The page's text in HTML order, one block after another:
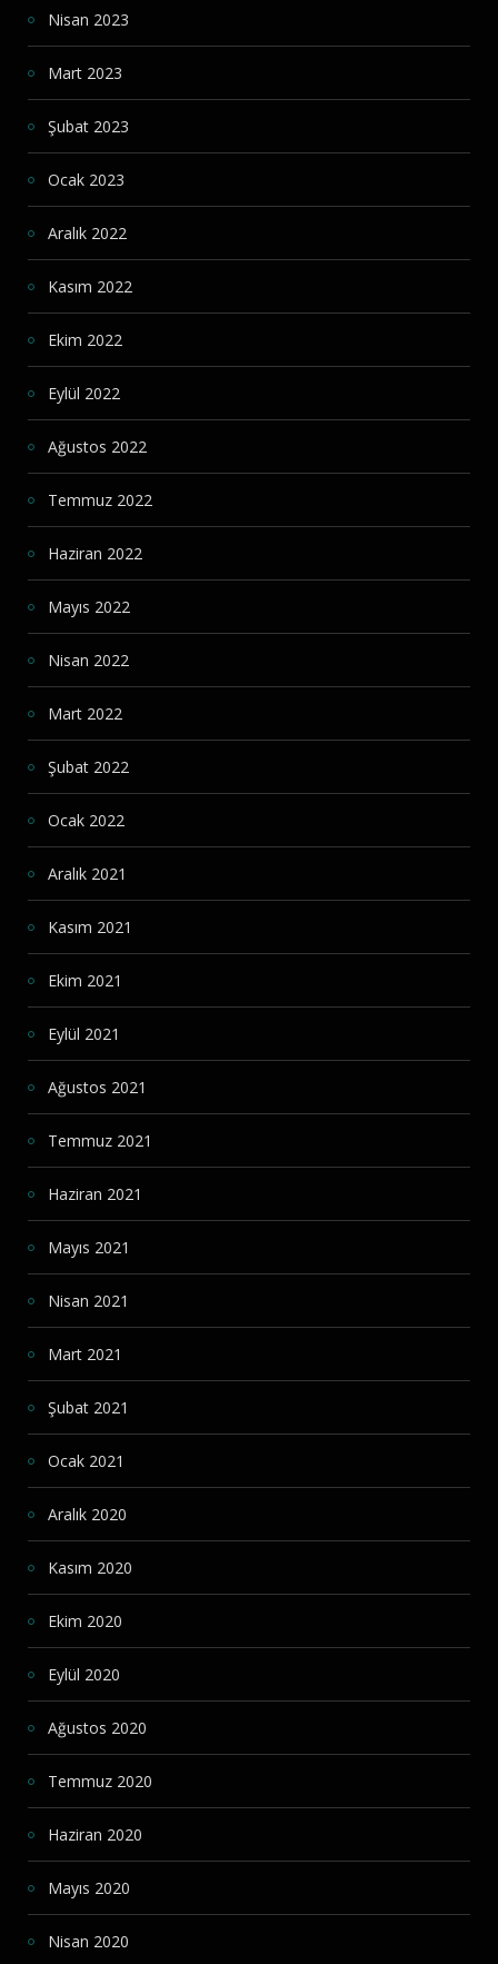
Nisan 2023
Mart 2023
Şubat 2023
Ocak 2023
Aralık 2022
Kasım 2022
Ekim 2022
Eylül 2022
Ağustos 2022
Temmuz 2022
Haziran 2022
Mayıs 2022
Nisan 2022
Mart 2022
Şubat 2022
Ocak 2022
Aralık 2021
Kasım 2021
Ekim 2021
Eylül 2021
Ağustos 2021
Temmuz 2021
Haziran 2021
Mayıs 2021
Nisan 2021
Mart 2021
Şubat 2021
Ocak 2021
Aralık 2020
Kasım 2020
Ekim 2020
Eylül 2020
Ağustos 2020
Temmuz 2020
Haziran 2020
Mayıs 2020
Nisan 2020